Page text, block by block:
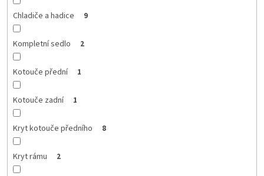
Chladiče a hadice 9
Kompletní sedlo 2
Kotouče přední 1
Kotouče zadní 1
Kryt kotouče předního 8
Kryt rámu 2